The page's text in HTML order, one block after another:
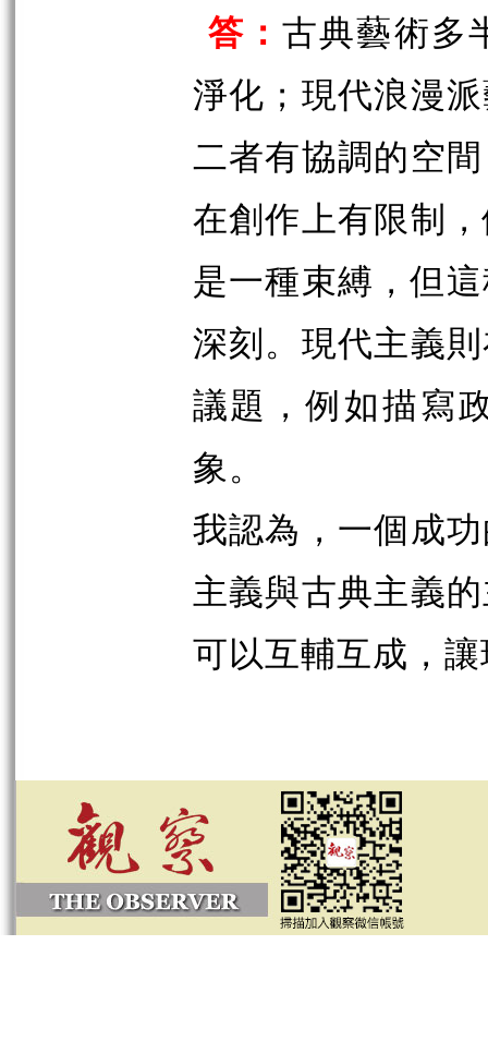
答： 古典藝術多
淨化；現代浪漫
二者有協調的空
在創作上有限制
是一種束縛，但
深刻。現代主義
議題，例如描寫
象。
我認為，一個成
主義與古典主義
可以互輔互成，